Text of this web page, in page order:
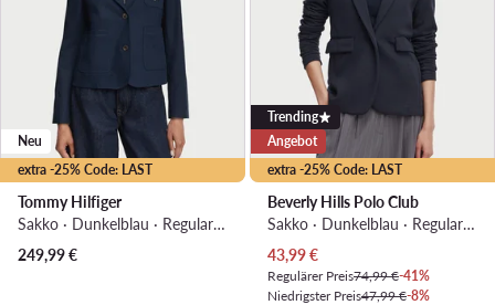
extra -25% Code: LAST
Neu
Tommy Hilfiger
Sakko · Dunkelblau · Regular Fit
249,99€
extra -25% Code: LAST
Trending
Angebot
Beverly Hills Polo Club
Sakko · Dunkelblau · Regular Fit
Aktueller Preis
43,99€
Regulärer Preis74,99 €-41%
Niedrigster Preis47,99 €-8%